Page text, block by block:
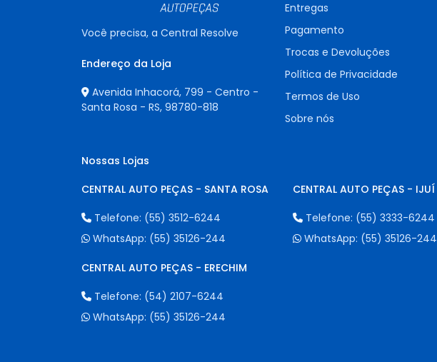
Você precisa, a Central Resolve
Endereço da Loja
Avenida Inhacorá, 799 - Centro -
Santa Rosa - RS, 98780-818
Entregas
Pagamento
Trocas e Devoluções
Política de Privacidade
Termos de Uso
Sobre nós
Nossas Lojas
CENTRAL AUTO PEÇAS - SANTA ROSA
Telefone: (55) 3512-6244
WhatsApp: (55) 35126-244
CENTRAL AUTO PEÇAS - IJUÍ
Telefone: (55) 3333-6244
WhatsApp: (55) 35126-244
CENTRAL AUTO PEÇAS - ERECHIM
Telefone: (54) 2107-6244
WhatsApp: (55) 35126-244